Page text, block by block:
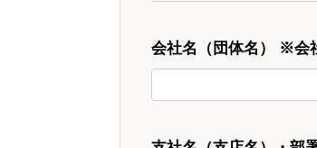
会社名（団体名） ※会